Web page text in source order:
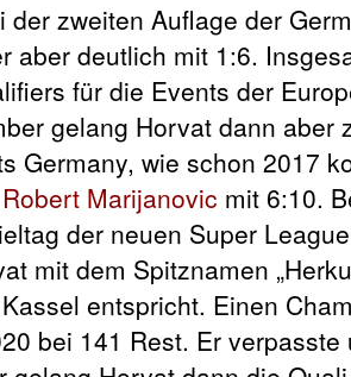
zweiten Auflage der
aber deutlich mit 1:6.
für die Events der
gelang Horvat dann aber
Germany, wie schon 2017
Robert Marijanovic mit 6:10.
der neuen Super
mit dem Spitznamen
entspricht. Einen
bei 141 Rest. Er verpasste